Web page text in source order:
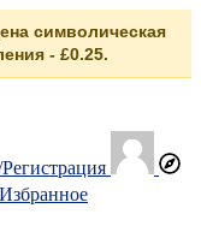
символическая
- £0.25.
Избранное